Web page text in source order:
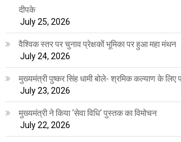
दीपके
July 25, 2026
वैश्विक स्तर पर चुनाव प्रेक्षकों भूमिका पर हुआ महा मंथन
July 24, 2026
मुख्यमंत्री पुष्कर सिंह धामी बोले- श्रमिक कल्याण के लिए
July 23, 2026
मुख्यमंत्री ने किया ‘सेवा विधि‘ पुस्तक का विमोचन
July 22, 2026